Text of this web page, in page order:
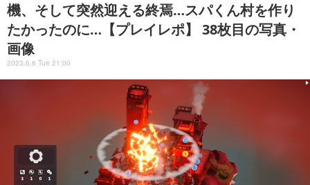
機、そして突然迎える終焉…スパくん村を作り
たかったのに…【プレイレポ】 38枚目の写真・
画像
2023.6.6 Tue 21:00